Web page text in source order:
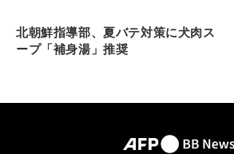
北朝鮮指導部、夏バテ対策に犬肉ス
ープ「補身湯」推奨